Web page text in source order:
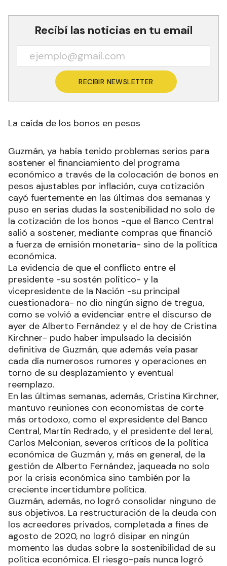
Recibí las noticias en tu email
RECIBIR NEWSLETTER
La caída de los bonos en pesos
Guzmán, ya había tenido problemas serios para
sostener el financiamiento del programa
económico a través de la colocación de bonos en
pesos ajustables por inflación, cuya cotización
cayó fuertemente en las últimas dos semanas y
puso en serias dudas la sostenibilidad no solo de
la cotización de los bonos -que el Banco Central
salió a sostener, mediante compras que financió
a fuerza de emisión monetaria- sino de la política
económica.
La evidencia de que el conflicto entre el
presidente -su sostén político- y la
vicepresidente de la Nación -su principal
cuestionadora- no dio ningún signo de tregua,
como se volvió a evidenciar entre el discurso de
ayer de Alberto Fernández y el de hoy de Cristina
Kirchner- pudo haber impulsado la decisión
definitiva de Guzmán, que además veía pasar
cada día numerosos rumores y operaciones en
torno de su desplazamiento y eventual
reemplazo.
En las últimas semanas, además, Cristina Kirchner,
mantuvo reuniones con economistas de corte
más ortodoxo, como el expresidente del Banco
Central, Martín Redrado, y el presidente del Ieral,
Carlos Melconian, severos críticos de la política
económica de Guzmán y, más en general, de la
gestión de Alberto Fernández, jaqueada no solo
por la crisis económica sino también por la
creciente incertidumbre política.
Guzmán, además, no logró consolidar ninguno de
sus objetivos. La restructuración de la deuda con
los acreedores privados, completada a fines de
agosto de 2020, no logró disipar en ningún
momento las dudas sobre la sostenibilidad de su
política económica. El riesgo-país nunca logró